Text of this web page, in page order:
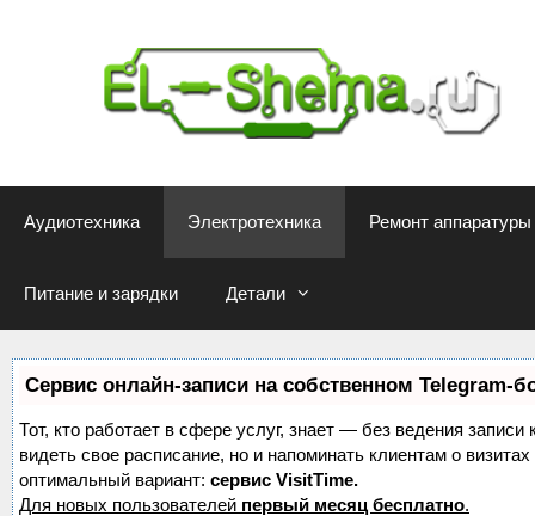
содержимому
Аудиотехника Электротехника Ремонт аппаратуры
Питание и зарядки Детали
Сервис онлайн-записи на собственном Telegram-
Тот, кто работает в сфере услуг, знает — без ведения
видеть свое расписание, но и напоминать клиентам о
оптимальный вариант: сервис VisitTime.
Для новых пользователей первый месяц бесплатно.